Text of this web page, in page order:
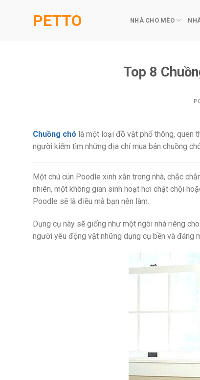
PETTO NHÀ CHO MÈO
Top 8
Chuồng chó là một loại đồ vật phổ thông, quen
người kiếm tìm những địa chỉ mua bán chuồng
Một chú cún Poodle xinh xắn trong nhà, chắc
nhiên, một không gian sinh hoạt hơi chật chội
Poodle sẽ là điều mà bạn nên làm.
Dụng cụ này sẽ giống như một ngôi nhà riêng
người yêu động vật những dụng cụ bền và đáng